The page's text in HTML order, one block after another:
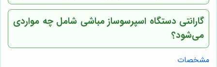
گارانتی دستگاه اسپرسوساز مباشی شامل چه مواردی
می‌شود؟
مشخصات